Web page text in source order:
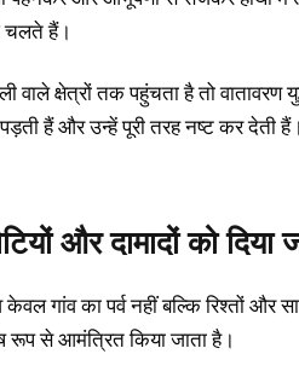
चलते हैं।
क्षेत्रों तक पहुंचता है तो वातावरण
हैं और उन्हें पूरी तरह नष्ट कर देती
और दामादों को
केवल गांव का पर्व नहीं बल्कि रिश्तों और
रूप से आमंत्रित किया जाता है।